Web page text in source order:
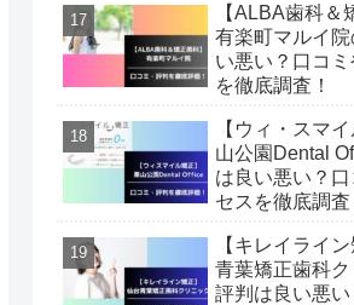
【ALBA歯科＆
有楽町マルイ院
い悪い？口コ
を徹底調査！
【ウィ・スマ
山公園Dental
は良い悪い？
セスを徹底調査
【キレイライ
青葉矯正歯科
評判は良い悪